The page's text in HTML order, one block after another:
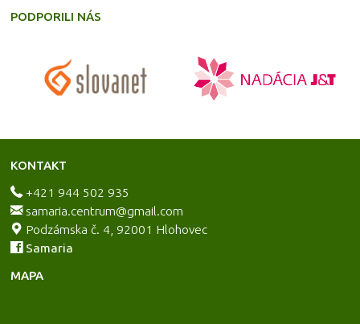
PODPORILI NÁS
KONTAKT
+421 944 502 935
samaria.centrum@gmail.com
Podzámska č. 4, 92001 Hlohovec
Samaria
MAPA